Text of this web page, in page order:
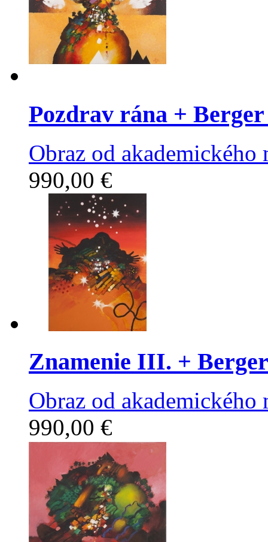
Pozdrav rána +
Obraz od akademického
990,00 €
Znamenie III. +
Obraz od akademického
990,00 €